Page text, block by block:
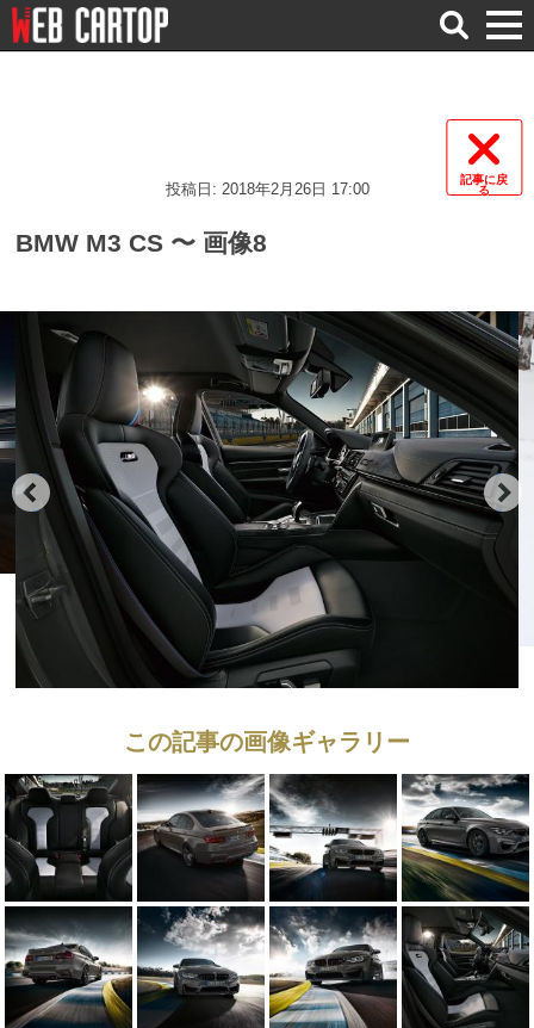
検
索
記事に戻
る
投稿日: 2018年2月26日 17:00
BMW M3 CS 〜 画像8
この記事の画像ギャラリー